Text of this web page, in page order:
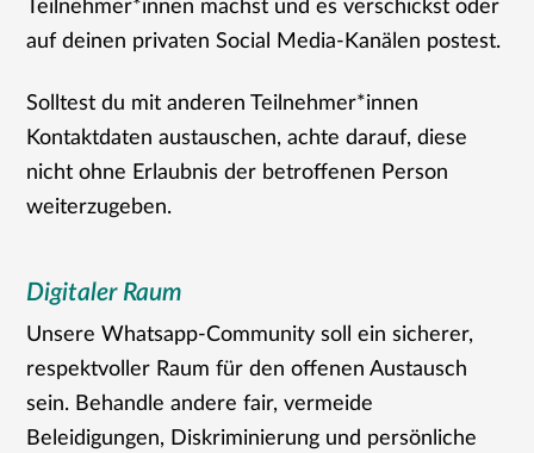
Teilnehmer*innen machst und es verschickst oder
auf deinen privaten Social Media-Kanälen postest.
Solltest du mit anderen Teilnehmer*innen
Kontaktdaten austauschen, achte darauf, diese
nicht ohne Erlaubnis der betroffenen Person
weiterzugeben.
Digitaler Raum
Unsere Whatsapp-Community soll ein sicherer,
respektvoller Raum für den offenen Austausch
sein. Behandle andere fair, vermeide
Beleidigungen, Diskriminierung und persönliche